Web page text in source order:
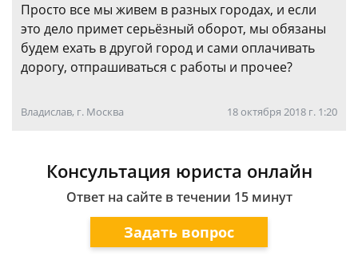
Просто все мы живем в разных городах, и если
это дело примет серьёзный оборот, мы обязаны
будем ехать в другой город и сами оплачивать
дорогу, отпрашиваться с работы и прочее?
Владислав, г. Москва 18 октября 2018 г. 1:20
Консультация юриста онлайн
Ответ на сайте в течении 15 минут
Задать вопрос